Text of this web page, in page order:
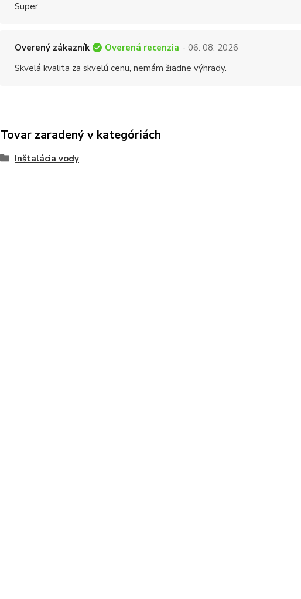
Super
Overený zákazník Overená recenzia - 06. 08. 2026
Skvelá kvalita za skvelú cenu, nemám žiadne výhrady.
Tovar zaradený v kategóriách
Inštalácia vody